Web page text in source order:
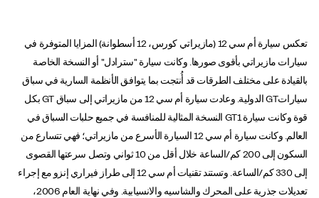
تعكس سيارة أم سي 12 (مازيراتي كورس، 12 أسطوانة) المزايا المتوفرة في
سيارات مازيراتي بأقوى صورها. وكانت سيارة "سترادل" أو النسخة الخاصة
بالقيادة على مختلف الطرقات قد أُنتجت بما يتوافق الأنظمة السارية في سباق
سياراتGT الدولية. وعادت سيارة أم سي 12 من مازيراتي إلى سباق GT بكل
قوة وكانت سيارة GT1 النسخة المثالية للمنافسة في جميع حلبات السباق في
العالم. وكانت سيارة أم سي 12 السيارة الأسرع من مازيراتي؛ فهي تتسارع من
السكون إلى 200 كم/الساعة خلال أقل من 10 ثواني وتصل سرعتها القصوى
إلى 330 كم/الساعة. وتستند تقنيات أم سي 12 إلى طراز فيراري إنزو مع إجراء
تعديلات جذرية على المحرك والشاسيه والانسيابية. وفي نهاية العام 2006،